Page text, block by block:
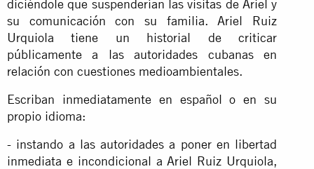
diciéndole que suspenderían las visitas de Ariel y
su comunicación con su familia. Ariel Ruiz
Urquiola tiene un historial de criticar
públicamente a las autoridades cubanas en
relación con cuestiones medioambientales.
Escriban inmediatamente en español o en su
propio idioma:
- instando a las autoridades a poner en libertad
inmediata e incondicional a Ariel Ruiz Urquiola,